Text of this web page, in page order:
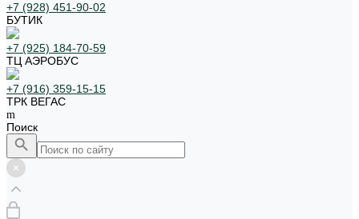
+7 (928) 451-90-02
БУТИК
+7 (925) 184-70-59
ТЦ АЭРОБУС
+7 (916) 359-15-15
ТРК ВЕГАС
Поиск